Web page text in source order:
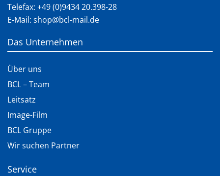
Telefax: +49 (0)9434 20.398-28
E-Mail: shop@bcl-mail.de
Das Unternehmen
Über uns
BCL – Team
Leitsatz
Image-Film
BCL Gruppe
Wir suchen Partner
Service